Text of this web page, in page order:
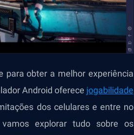
para obter a melhor experiência
Android oferece jogabilidade
dos celulares e entre no
explorar tudo sobre os